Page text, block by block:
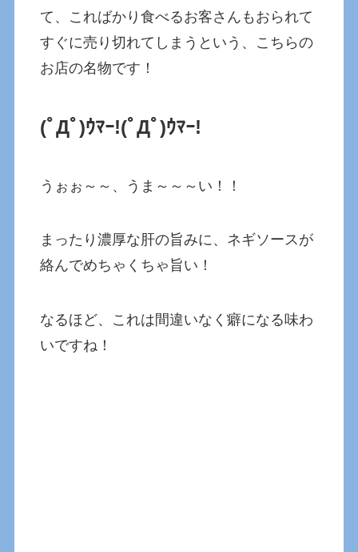
て、こればかり食べるお客さんもおられて
すぐに売り切れてしまうという、こちらの
お店の名物です！
(ﾟДﾟ)ｳﾏｰ!(ﾟДﾟ)ｳﾏｰ!
うぉぉ～～、うま～～～い！！
まったり濃厚な肝の旨みに、ネギソースが
絡んでめちゃくちゃ旨い！
なるほど、これは間違いなく癖になる味わ
いですね！